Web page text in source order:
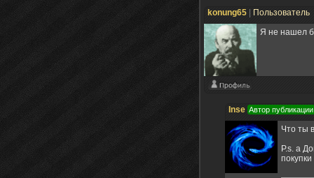
konung65 Пользователь
Я не нашел
Inse Автор публикации
Что ты
P.s. а